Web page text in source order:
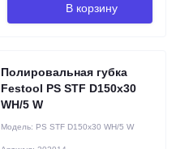
В корзину
Полировальная губка
Festool PS STF D150x30
WH/5 W
Модель: PS STF D150x30 WH/5 W